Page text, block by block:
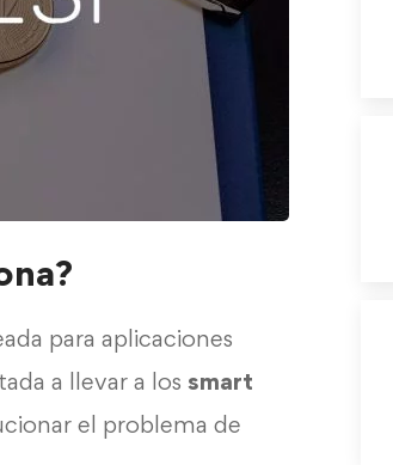
para aplicaciones
a llevar a los smart
el problema de